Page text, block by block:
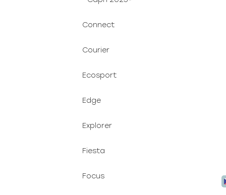
Connect
Courier
Ecosport
Edge
Explorer
Fiesta
Focus